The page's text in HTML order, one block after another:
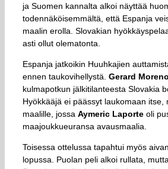
ja Suomen kannalta alkoi näyttää
todennäköisemmältä, että Espanja
maalin erolla. Slovakian
asti ollut olematonta.
Espanja jatkoikin Huuhkajien
ennen taukovihellystä. Gerard Moreno
kulmapotkun jälkitilanteesta Slovakia
Hyökkääjä ei päässyt laukomaan itse,
maalille, jossa Aymeric Laporte oli
maajoukkueuransa avausmaalia.
Toisessa ottelussa tapahtui myös
lopussa. Puolan peli alkoi rullata, mutta